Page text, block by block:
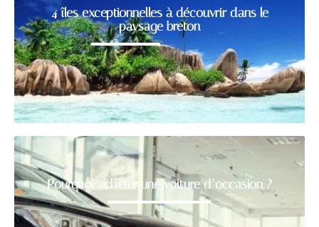
4 îles exceptionnelles à découvrir dans le
paysage breton
Pourquoi acheter une voiture d’occasion ?